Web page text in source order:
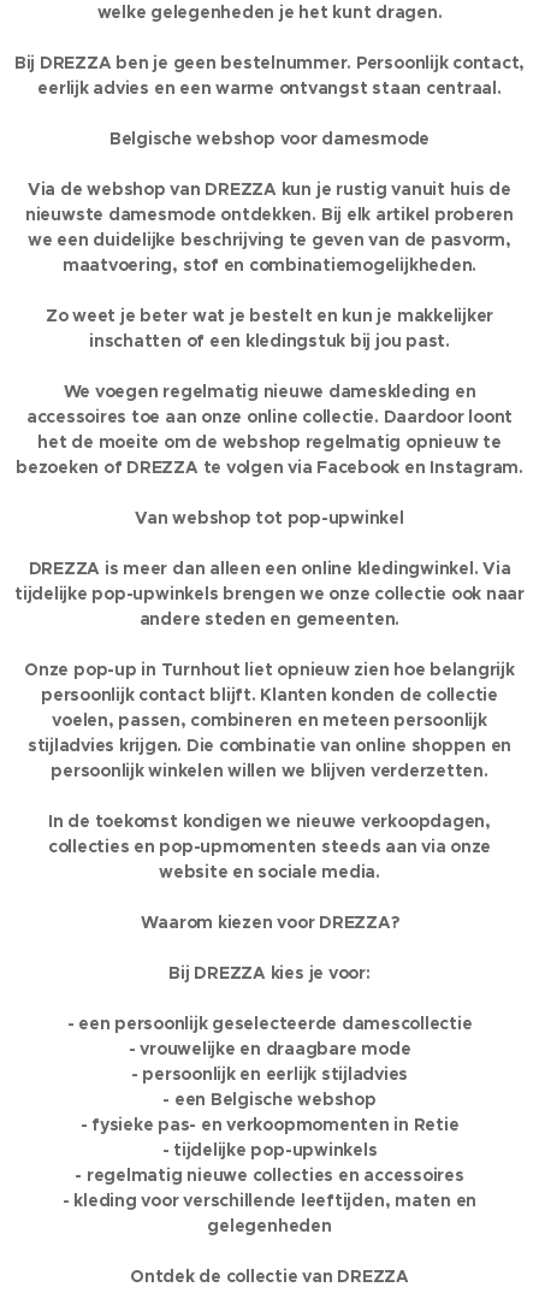
welke gelegenheden je het kunt dragen.
Bij DREZZA ben je geen bestelnummer. Persoonlijk contact,
eerlijk advies en een warme ontvangst staan centraal.
Belgische webshop voor damesmode
Via de webshop van DREZZA kun je rustig vanuit huis de
nieuwste damesmode ontdekken. Bij elk artikel proberen
we een duidelijke beschrijving te geven van de pasvorm,
maatvoering, stof en combinatiemogelijkheden.
Zo weet je beter wat je bestelt en kun je makkelijker
inschatten of een kledingstuk bij jou past.
We voegen regelmatig nieuwe dameskleding en
accessoires toe aan onze online collectie. Daardoor loont
het de moeite om de webshop regelmatig opnieuw te
bezoeken of DREZZA te volgen via Facebook en Instagram.
Van webshop tot pop-upwinkel
DREZZA is meer dan alleen een online kledingwinkel. Via
tijdelijke pop-upwinkels brengen we onze collectie ook naar
andere steden en gemeenten.
Onze pop-up in Turnhout liet opnieuw zien hoe belangrijk
persoonlijk contact blijft. Klanten konden de collectie
voelen, passen, combineren en meteen persoonlijk
stijladvies krijgen. Die combinatie van online shoppen en
persoonlijk winkelen willen we blijven verderzetten.
In de toekomst kondigen we nieuwe verkoopdagen,
collecties en pop-upmomenten steeds aan via onze
website en sociale media.
Waarom kiezen voor DREZZA?
Bij DREZZA kies je voor:
- een persoonlijk geselecteerde damescollectie
- vrouwelijke en draagbare mode
- persoonlijk en eerlijk stijladvies
- een Belgische webshop
- fysieke pas- en verkoopmomenten in Retie
- tijdelijke pop-upwinkels
- regelmatig nieuwe collecties en accessoires
- kleding voor verschillende leeftijden, maten en
gelegenheden
Ontdek de collectie van DREZZA